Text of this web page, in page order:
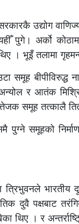
उद्योग
पुगे। अर्को
। भूइँ तलामा
समूह बीपीविरुद्ध
र आतंक
समूह तत्कालै
पुग्ने समूहको
भारतीय
दुवै पक्षबाट
थिए । र